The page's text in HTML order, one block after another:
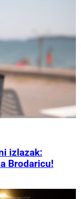
izlazak:
Brodaricu!